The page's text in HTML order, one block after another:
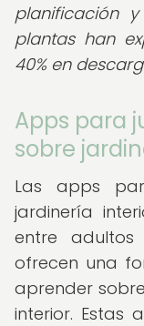
planificación
plantas han
40% en
Apps para
sobre
Las apps
jardinería
entre
ofrecen una
aprender
interior. Estas